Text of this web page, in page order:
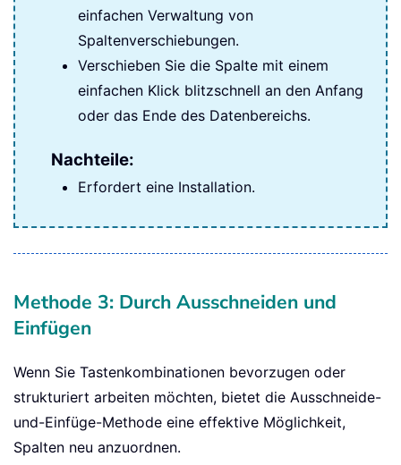
einfachen Verwaltung von
Spaltenverschiebungen.
Verschieben Sie die Spalte mit einem
einfachen Klick blitzschnell an den Anfang
oder das Ende des Datenbereichs.
Nachteile:
Erfordert eine Installation.
Methode 3: Durch Ausschneiden und
Einfügen
Wenn Sie Tastenkombinationen bevorzugen oder
strukturiert arbeiten möchten, bietet die Ausschneide-
und-Einfüge-Methode eine effektive Möglichkeit,
Spalten neu anzuordnen.